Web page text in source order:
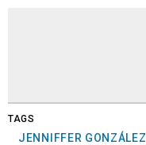
TAGS
JENNIFFER GONZÁLEZ